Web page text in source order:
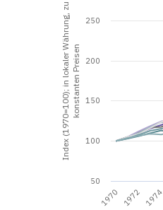
Index (1970=100); in lokaler Währung, zukonstanten Preisen
1970 1972 1974
50
100
150
200
250